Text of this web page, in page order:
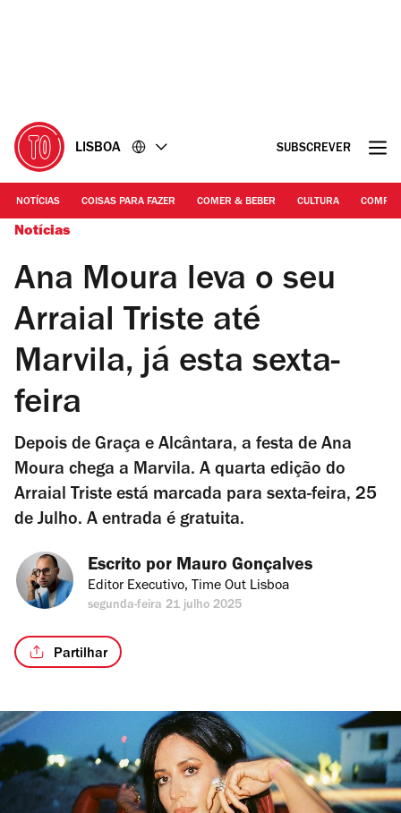
LISBOA SUBSCREVER
NOTÍCIAS COISAS PARA FAZER COMER & BEBER CULTURA
Notícias
Ana Moura leva o seu
Arraial Triste até
Marvila, já esta sexta-
feira
Depois de Graça e Alcântara, a festa de Ana
Moura chega a Marvila. A quarta edição do
Arraial Triste está marcada para sexta-feira, 25
de Julho. A entrada é gratuita.
Escrito por Mauro Gonçalves
Editor Executivo, Time Out Lisboa
segunda-feira 21 julho 2025
Partilhar